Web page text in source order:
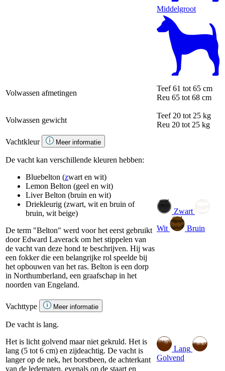
Middelgroot
Volwassen afmetingen
Teef 61 tot 65 cm
Reu 65 tot 68 cm
Volwassen gewicht
Teef 20 tot 25 kg
Reu 20 tot 25 kg
Vachtkleur
Meer informatie
De vacht kan verschillende kleuren hebben:
Bluebelton (zwart en wit)
Lemon Belton (geel en wit)
Liver Belton (bruin en wit)
Driekleurig (zwart, wit en bruin of
bruin, wit beige)
De term "Belton" werd voor het eerst gebruikt
door Edward Laverack om het stippelen van
de vacht van deze hond te beschrijven. Hij was
een fokker die een belangrijke rol speelde bij
het opbouwen van het ras. Belton is een dorp
in Northumberland, een graafschap in het
noorden van Engeland.
Zwart
Wit
Bruin
Vachttype Meer informatie
De vacht is lang.
Het is licht golvend maar niet gekruld. Het is
lang (5 tot 6 cm) en zijdeachtig. De vacht is
langer op de nek, het borstbeen, de achterkant
van de ledematen, evenals op de staart en
Lang
Golvend